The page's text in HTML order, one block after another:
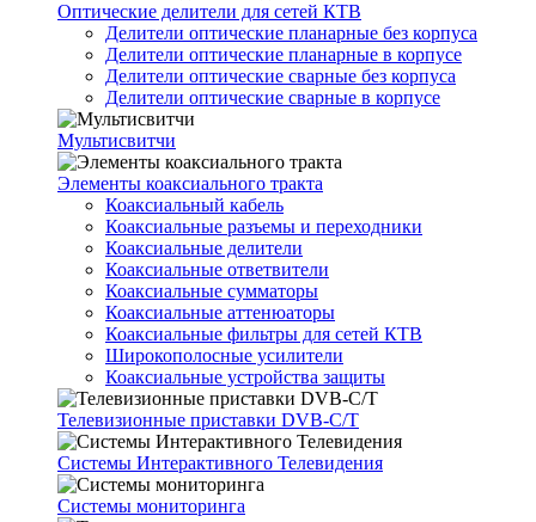
Оптические делители для сетей КТВ
Делители оптические планарные без корпуса
Делители оптические планарные в корпусе
Делители оптические сварные без корпуса
Делители оптические сварные в корпусе
Мультисвитчи
Элементы коаксиального тракта
Коаксиальный кабель
Коаксиальные разъемы и переходники
Коаксиальные делители
Коаксиальные ответвители
Коаксиальные сумматоры
Коаксиальные аттенюаторы
Коаксиальные фильтры для сетей КТВ
Широкополосные усилители
Коаксиальные устройства защиты
Телевизионные приставки DVB-C/T
Системы Интерактивного Телевидения
Системы мониторинга